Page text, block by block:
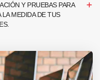
Y PRUEBAS PARA
MEDIDA DE TUS